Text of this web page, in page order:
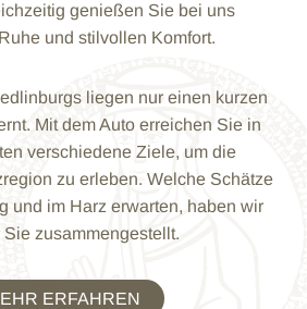
genießen Sie bei uns
und stilvollen Komfort.
liegen nur einen kurzen
Mit dem Auto erreichen Sie in
verschiedene Ziele, um die
zu erleben. Welche Schätze
und im Harz erwarten, haben wir
Sie zusammengestellt.
ERFAHREN